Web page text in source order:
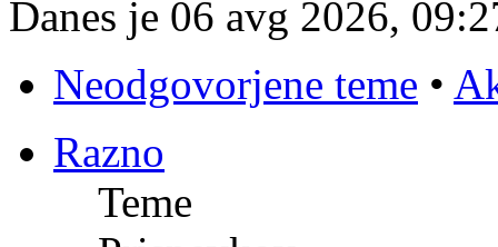
Danes je 06 avg 2026,
Neodgovorjene teme •
Razno
Teme